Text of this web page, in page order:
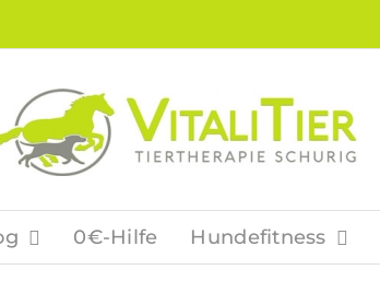
0€-Hilfe Hundefitness